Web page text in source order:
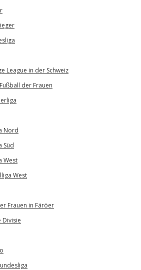
League in der Schweiz
der Frauen
Nord
Süd
West
West
Frauen in Färöer
Divisie